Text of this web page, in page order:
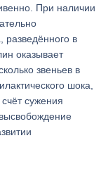
При наличии
разведённого в
оказывает
звеньев в
шока,
сужения